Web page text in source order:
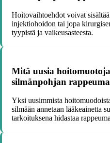
Hoitovaihtoehdot voivat
injektiohoidon tai jopa
tyypistä ja vaikeusasteesta.
Mitä uusia
silmänpohjan
Yksi uusimmista
silmään annetaan lääkeainetta
tarkoituksena hidastaa